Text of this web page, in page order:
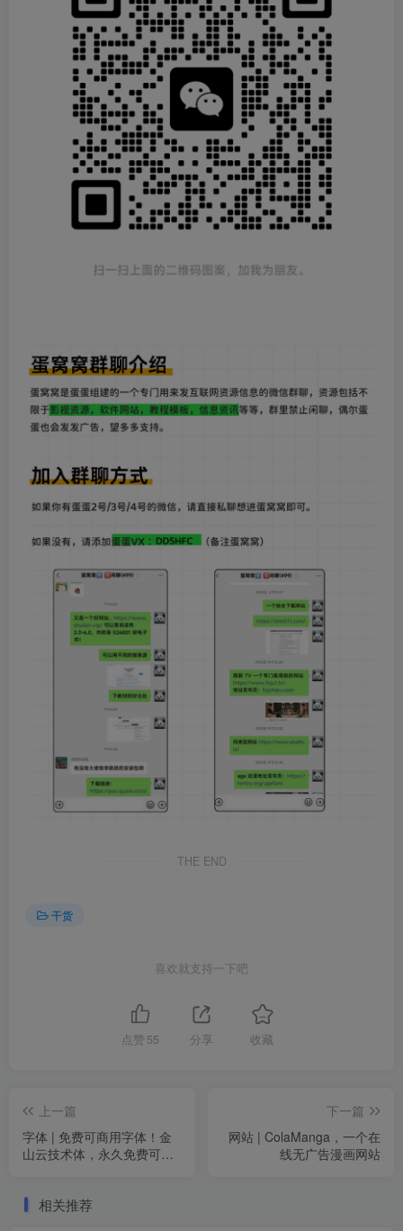
THE END
干货
喜欢就支持一下吧
点赞 55 分享 收藏
上一篇
字体 | 免费可商用字体！金
山云技术体，永久免费可商
下一篇
网站 | ColaManga，一个在
线无广告漫画网站
相关推荐